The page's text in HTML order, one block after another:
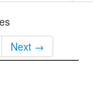
Next →